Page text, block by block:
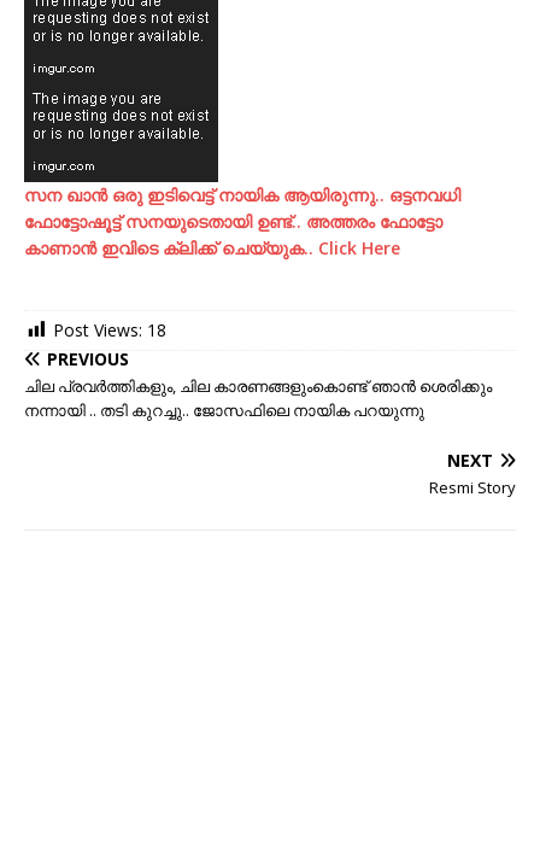
സന ഖാന്‍ ഒരു ഇടിവെട്ട് നായിക ആയിരുന്നു.. ഒട്ടനവധി
ഫോട്ടോഷൂട്ട്‌ സനയുടെതായി ഉണ്ട്.. അത്തരം ഫോട്ടോ
കാണാന്‍ ഇവിടെ ക്ലിക്ക് ചെയ്യുക.. Click Here
Post Views: 18
PREVIOUS
ചില പ്രവര്‍ത്തികളും, ചില കാരണങ്ങളുംകൊണ്ട് ഞാന്‍ ശെരിക്കും
നന്നായി .. തടി കുറച്ചു.. ജോസഫിലെ നായിക പറയുന്നു
NEXT
Resmi Story